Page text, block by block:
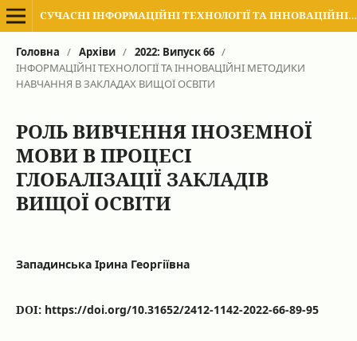
СУЧАСНІ ІНФОРМАЦІЙНІ ТЕХНОЛОГІЇ ТА ІННОВАЦІЙНІ МЕТОДИКИ НАВЧАННЯ В ПІДГОТОВЦІ ФАХІВЦІВ: МЕТОДОЛОГІЯ, ТЕОРІЯ, ДОСВІД, ПРОБЛЕМИ
Головна / Архіви / 2022: Випуск 66 /
ІНФОРМАЦІЙНІ ТЕХНОЛОГІЇ ТА ІННОВАЦІЙНІ МЕТОДИКИ
НАВЧАННЯ В ЗАКЛАДАХ ВИЩОЇ ОСВІТИ
РОЛЬ ВИВЧЕННЯ ІНОЗЕМНОЇ
МОВИ В ПРОЦЕСІ
ГЛОБАЛІЗАЦІЇ ЗАКЛАДІВ
ВИЩОЇ ОСВІТИ
Западинська Ірина Георгіївна
DOI: https://doi.org/10.31652/2412-1142-2022-66-89-95